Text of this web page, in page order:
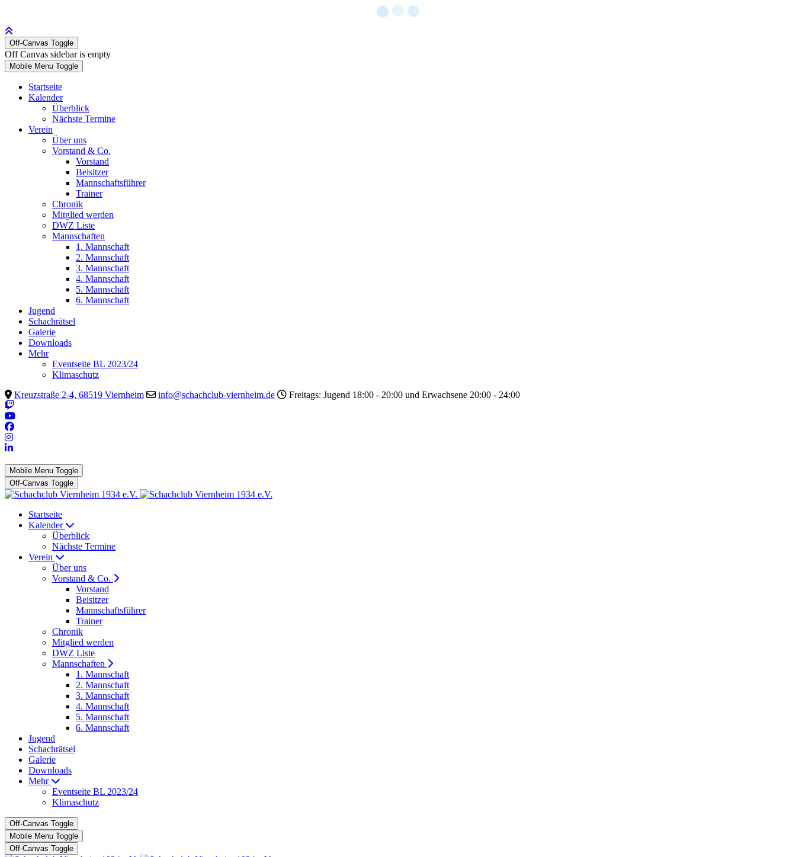
Off-Canvas Toggle
Off Canvas sidebar is empty
Mobile Menu Toggle
Startseite
Kalender
Überblick
Nächste Termine
Verein
Über uns
Vorstand & Co.
Vorstand
Beisitzer
Mannschaftsführer
Trainer
Chronik
Mitglied werden
DWZ Liste
Mannschaften
1. Mannschaft
2. Mannschaft
3. Mannschaft
4. Mannschaft
5. Mannschaft
6. Mannschaft
Jugend
Schachrätsel
Galerie
Downloads
Mehr
Eventseite BL 2023/24
Klimaschutz
Kreuzstraße 2-4, 68519 Viernheim
info@schachclub-viernheim.de Freitags: Jugend 18:00 - 20:00 und Erwachsene 20:00 - 24:00
Mobile Menu Toggle
Off-Canvas Toggle
Startseite
Kalender
Überblick
Nächste Termine
Verein
Über uns
Vorstand & Co.
Vorstand
Beisitzer
Mannschaftsführer
Trainer
Chronik
Mitglied werden
DWZ Liste
Mannschaften
1. Mannschaft
2. Mannschaft
3. Mannschaft
4. Mannschaft
5. Mannschaft
6. Mannschaft
Jugend
Schachrätsel
Galerie
Downloads
Mehr
Eventseite BL 2023/24
Klimaschutz
Off-Canvas Toggle
Mobile Menu Toggle
Off-Canvas Toggle